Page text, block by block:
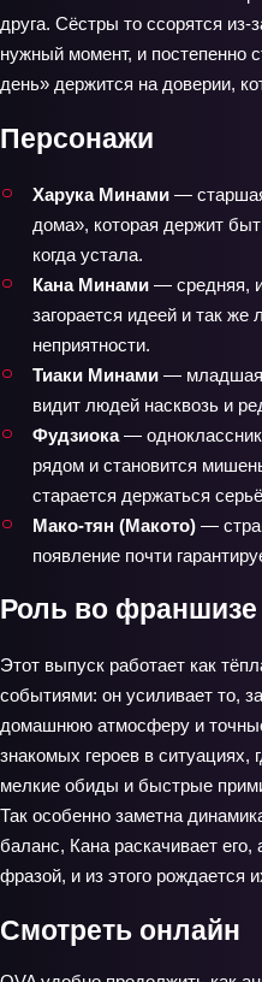
друга. Сёстры то ссорятся
нужный момент, и постепенно
день» держится на доверии,
Персонажи
Харука Минами —
дома», которая держит
когда устала.
Кана Минами — средняя,
загорается идеей и так
неприятности.
Тиаки Минами — младшая,
видит людей насквозь и
Фудзиока—
рядом и становится
старается держаться
Мако-тян (Макото) —
появление почти
Роль во франшизе
Этот выпуск работает как
событиями: он усиливает то,
домашнюю атмосферу и
знакомых героев в ситуациях,
мелкие обиды и быстрые
Так особенно заметна
баланс, Кана раскачивает его,
фразой, и из этого рождается
Смотреть онлайн